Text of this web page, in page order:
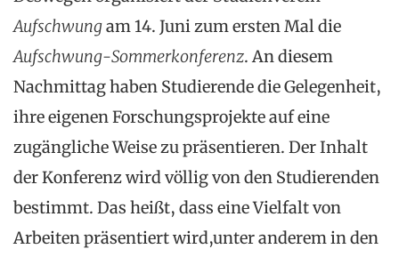
Aufschwungam 14. Juni zum ersten Mal die
Aufschwung-Sommerkonferenz. An diesem
Nachmittag haben Studierende die Gelegenheit,
ihre eigenen Forschungsprojekte auf eine
zugängliche Weise zu präsentieren. Der Inhalt
der Konferenz wird völlig von den Studierenden
bestimmt. Das heißt, dass eine Vielfalt von
Arbeiten präsentiert wird,unter anderem in den